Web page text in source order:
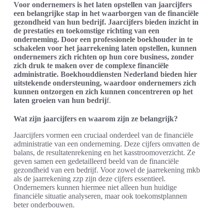
Voor ondernemers is het laten opstellen van jaarcijfers
een belangrijke stap in het waarborgen van de financiële
gezondheid van hun bedrijf. Jaarcijfers bieden inzicht in
de prestaties en toekomstige richting van een
onderneming. Door een professionele boekhouder in te
schakelen voor het jaarrekening laten opstellen, kunnen
ondernemers zich richten op hun core business, zonder
zich druk te maken over de complexe financiële
administratie. Boekhouddiensten Nederland bieden hier
uitstekende ondersteuning, waardoor ondernemers zich
kunnen ontzorgen en zich kunnen concentreren op het
laten groeien van hun bedrijf.
Wat zijn jaarcijfers en waarom zijn ze belangrijk?
Jaarcijfers vormen een cruciaal onderdeel van de financiële
administratie van een onderneming. Deze cijfers omvatten de
balans, de resultatenrekening en het kasstroomoverzicht. Ze
geven samen een gedetailleerd beeld van de financiële
gezondheid van een bedrijf. Voor zowel de jaarrekening mkb
als de jaarrekening zzp zijn deze cijfers essentieel.
Ondernemers kunnen hiermee niet alleen hun huidige
financiële situatie analyseren, maar ook toekomstplannen
beter onderbouwen.